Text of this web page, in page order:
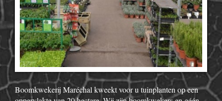
Boomkwekerij Maréchal kweekt voor u tuinplanten op een